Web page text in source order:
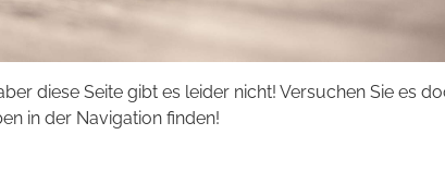
diese Seite gibt es leider nicht! Versuchen Sie es
in der Navigation finden!